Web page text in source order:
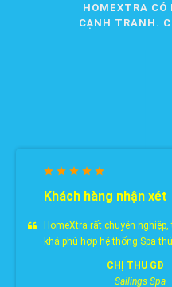
HOMEXTRA
CẠNH TRANH.
Khách hàng nhận xét
HomeXtra rất chuyên
khá phù hợp hệ thống Spa
CHỊ THU GĐ
— Sailings Spa